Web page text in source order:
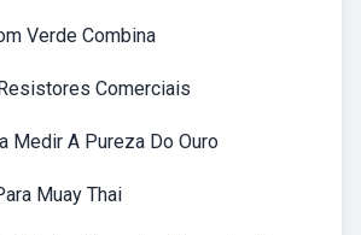
Verde Combina
Comerciais
Medir A Pureza Do Ouro
Muay Thai